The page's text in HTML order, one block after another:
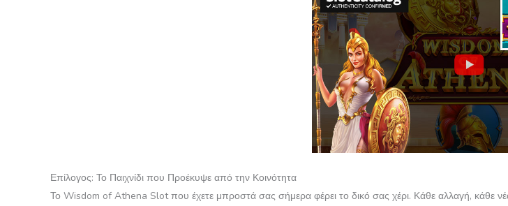
Επίλογος: Το Παιχνίδι που Προέκυψε από την Κοινότητα
Το Wisdom of Athena Slot που έχετε μπροστά σας σήμερα φέρει το δικό σας χέρι. Κάθε αλλαγή, κάθε